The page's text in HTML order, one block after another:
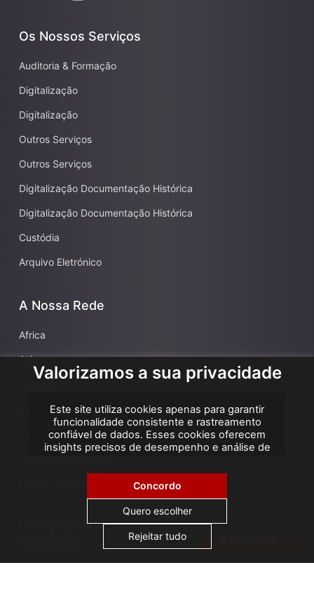
Os Nossos Serviços
Auditoria & Formação
Digitalização
Digitalização
Outros Serviços
Outros Serviços
Digitalização Documentação Histórica
Digitalização Documentação Histórica
Custódia
Arquivo Eletrónico
A Nossa Rede
Africa
Asia
Europa
França
Territórios Francese
Publicaçôes
Valorizamos a sua privacidade
Este site utiliza cookies apenas para garantir
funcionalidade consistente e rastreamento
confiável de dados. Esses cookies oferecem
insights precisos de desempenho e análise de
experiência. Não utilizamos cookies para
publicidade ou remarketing, e nenhum dado
pessoal é vendido ou compartilhado com
terceiros. Ao clicar em "Aceitar todos", você
consente com o uso de cookies.
Concordo
Quero escolher
Rejeitar tudo